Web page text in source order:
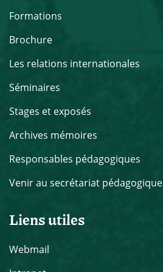
Formations
Brochure
Les relations internationales
Séminaires
Stages et exposés
Archives mémoires
Responsables pédagogiques
Venir au secrétariat pédagogique
Liens utiles
Webmail